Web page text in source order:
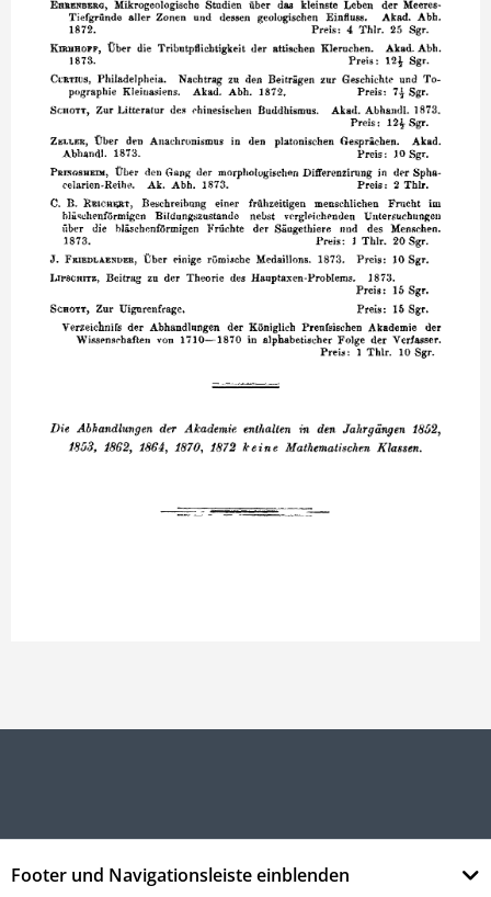
Footer und Navigationsleiste einblenden